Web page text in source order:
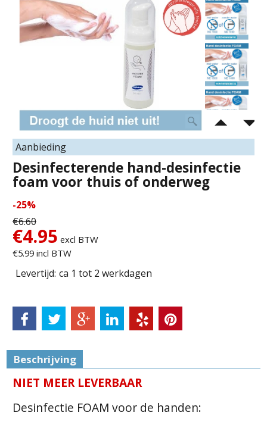
Aanbieding
Desinfecterende hand-desinfectie
foam voor thuis of onderweg
-25%
€6.60
€4.95 excl BTW
€5.99 incl BTW
Levertijd: ca 1 tot 2 werkdagen
Beschrijving
NIET MEER LEVERBAAR
Desinfectie FOAM voor de handen: